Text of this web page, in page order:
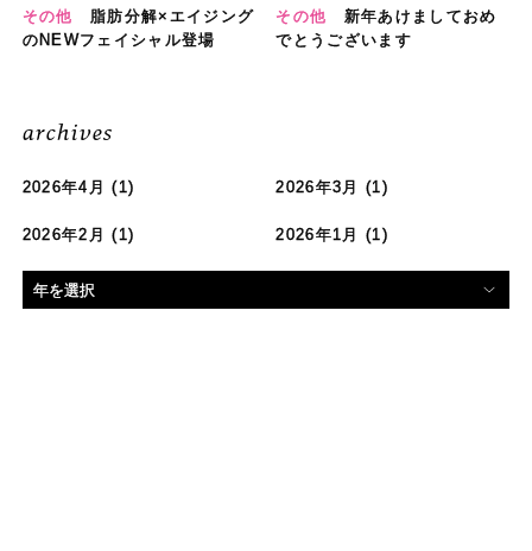
その他
脂肪分解×エイジング
のNEWフェイシャル登場
その他
新年あけましておめ
でとうございます
archives
2026年4月 (1) 2026年3月 (1)
2026年2月 (1) 2026年1月 (1)